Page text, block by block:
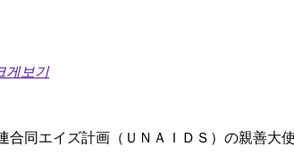
게보기
同エイズ計画（ＵＮＡＩＤＳ）の親善大使